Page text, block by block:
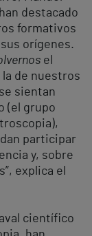
destacado
formativos
orígenes.
el
de nuestros
sientan
(el grupo
participar
y, sobre
explica el
científico